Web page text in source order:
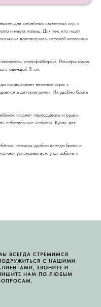
для семейных сюжетных игр и
и кукла малыш. Для тех, кто ищет
дополнением игровой коллекции
холлофайбером. Размеры кукол:
с одеждой 8 см.
придумывает веселые игры с
в детские ручки. Их удобно брать
сможет переодевать игрушки,
собственные истории. Куклы для
которых удобно всегда брать с
успокаиваться, учат заботе и
ВСЕГДА СТРЕМИМСЯ
С НАШИМИ
ЗВОНИТЕ И
НАМ ПО ЛЮБЫМ